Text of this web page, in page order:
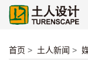
首页 > 土人新闻 >